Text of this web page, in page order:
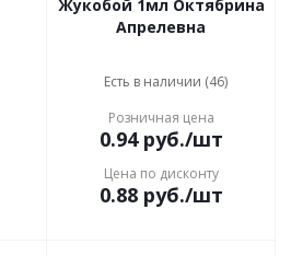
Жукобой 1мл Октябрина
Апрелевна
Есть в наличии (46)
Розничная цена
0.94руб./шт
Цена по дисконту
0.88руб./шт